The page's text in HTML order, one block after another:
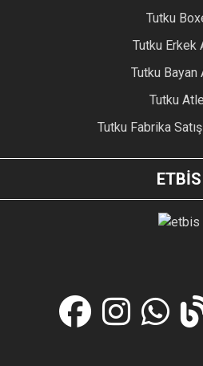
Tutku
Tutku Erkek
Tutku Bayan
Tutku
Tutku Fabrika
ETBİS